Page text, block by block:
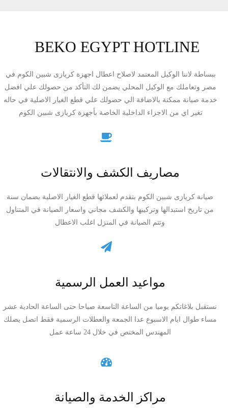
BEKO EGYPT HOTLINE
ببساطة لاننا الوكيل المعتمد لاصلاح اعطال اجهزة كريازى شبين الكوم في
مصر وتعاملك مع الوكيل المحلي يضمن لك التأكد من حصولك علي افضل
خدمة صيانة ممكنة بالاضافة الي حصولك علي قطع الغيار الاصلية في حاله
تغير اي من الاجزاء الداخلية الخاصة بأجهزة كريازى شبين الكوم
مصاريف الكشف والانتقالات
صيانة كريازى شبين الكوم بتقدم لعملائها قطع الغيار الاصلية بضمان سنة
من تاريخ استبدالها وتركيبها والكشف مجاني واسعار الصيانة في المتناول
وتتم الصيانة في المنزل اغلب الاعطال
مواعيد العمل الرسمية
نستقبل بلاغاتكم يوميا من الساعة التاسعة صباحا حتى الساعة الحادية عشر
مساء طوال ايام الاسبوع عدا الجمعة والعطلات الرسمية فقط اتصل يصلك
المهندس المختص في خلال 24 ساعة عمل
مراكز الخدمة والصيانة